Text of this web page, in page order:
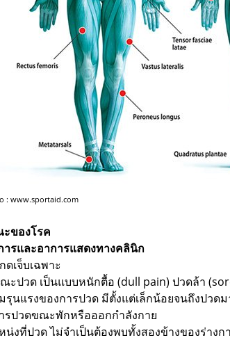
: www.sportaid.com
ของโรค
ารและอาการแสดงทางคลินิก
ดเจ็บเฉพาะ
ะปวด เป็นแบบหนักตื้อ (dull pain) ปวดล้า
รุนแรงของการปวด มีตั้งแต่เล็กน้อยจนถึงปว
รปวดขณะพักหรือออกกำลังกาย
น่งที่ปวด ไม่จำเป็นต้องพบทั้งสองข้างของร่างก